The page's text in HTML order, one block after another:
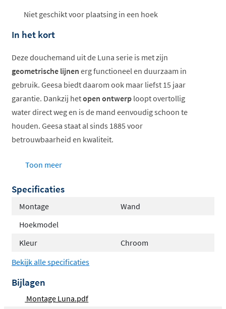
Niet geschikt voor plaatsing in een hoek
In het kort
Deze douchemand uit de Luna serie is met zijn
geometrische lijnen erg functioneel en duurzaam in
gebruik. Geesa biedt daarom ook maar liefst 15 jaar
garantie. Dankzij hetopen ontwerp loopt overtollig
water direct weg en is de mand eenvoudig schoon te
houden. Geesa staat al sinds 1885 voor
betrouwbaarheid en kwaliteit.
De douchewand heeft een
inclusief:
Douchemand
Schroeven en Fischer pluggen
Handleiding
Toon meer
Specificaties
Montage
Wand
Hoekmodel
Kleur
Chroom
Bekijk alle specificaties
Bijlagen
Montage Luna.pdf